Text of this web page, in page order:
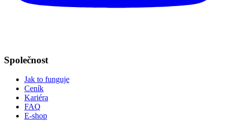
Společnost
Jak to funguje
Ceník
Kariéra
FAQ
E-shop